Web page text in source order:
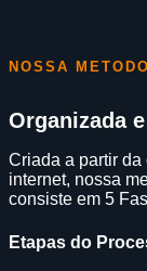
NOSSA
Organizada
Criada a partir da
internet, nossa
consiste em 5
Etapas do